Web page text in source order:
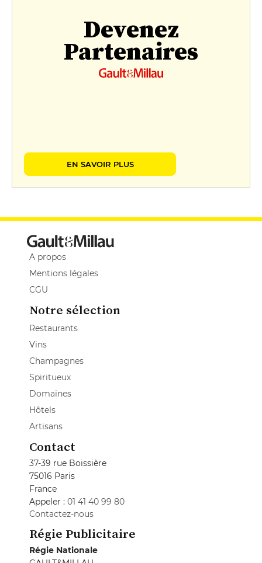
Devenez
Partenaires
EN SAVOIR PLUS
A propos
Mentions légales
CGU
Notre sélection
Restaurants
Vins
Champagnes
Spiritueux
Domaines
Hôtels
Artisans
Contact
37-39 rue Boissière
75016 Paris
France
Appeler : 01 41 40 99 80
Contactez-nous
Régie Publicitaire
Régie Nationale